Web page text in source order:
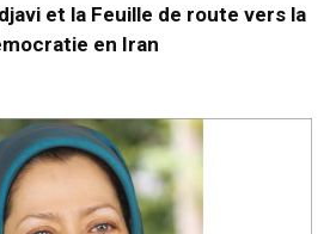
et la Feuille de route vers la
en Iran